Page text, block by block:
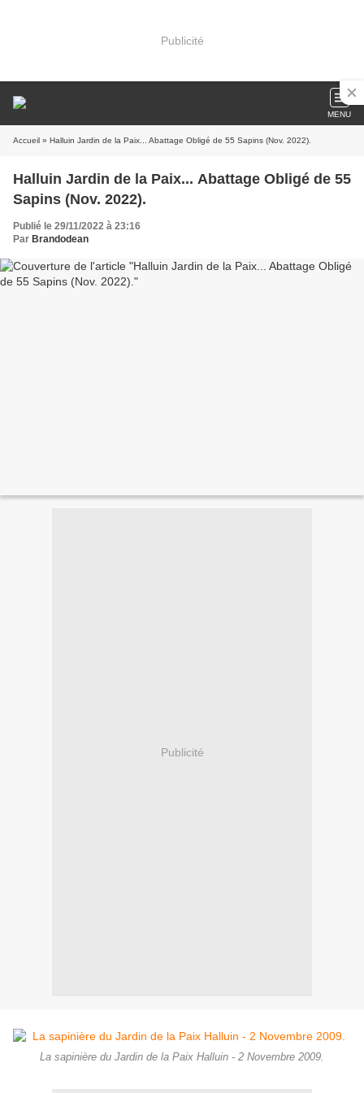
Publicité
MENU
Accueil » Halluin Jardin de la Paix... Abattage Obligé de 55 Sapins (Nov. 2022).
Halluin Jardin de la Paix... Abattage Obligé de 55
Sapins (Nov. 2022).
Publié le 29/11/2022 à 23:16
Par Brandodean
Publicité
La sapinière du Jardin de la Paix Halluin - 2 Novembre 2009.